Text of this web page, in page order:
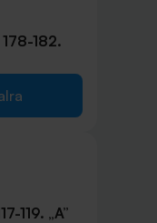
182.
119. „A”